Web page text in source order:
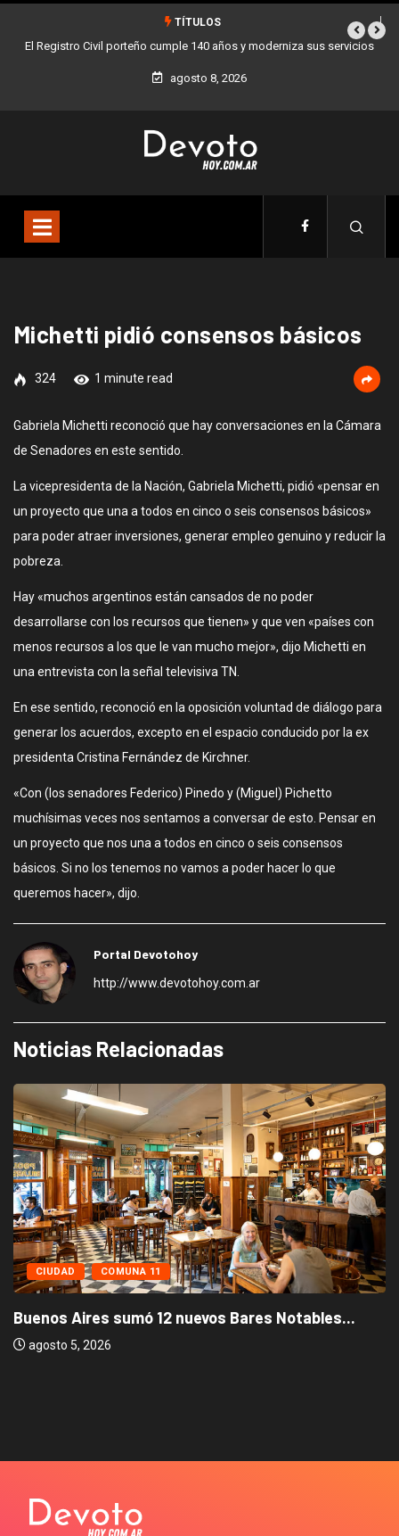
TÍTULOS
El Registro Civil porteño cumple 140 años y moderniza sus servicios
agosto 8, 2026
Michetti pidió consensos básicos
324 1 minute read
Gabriela Michetti reconoció que hay conversaciones en la Cámara
de Senadores en este sentido.
La vicepresidenta de la Nación, Gabriela Michetti, pidió «pensar en
un proyecto que una a todos en cinco o seis consensos básicos»
para poder atraer inversiones, generar empleo genuino y reducir la
pobreza.
Hay «muchos argentinos están cansados de no poder
desarrollarse con los recursos que tienen» y que ven «países con
menos recursos a los que le van mucho mejor», dijo Michetti en
una entrevista con la señal televisiva TN.
En ese sentido, reconoció en la oposición voluntad de diálogo para
generar los acuerdos, excepto en el espacio conducido por la ex
presidenta Cristina Fernández de Kirchner.
«Con (los senadores Federico) Pinedo y (Miguel) Pichetto
muchísimas veces nos sentamos a conversar de esto. Pensar en
un proyecto que nos una a todos en cinco o seis consensos
básicos. Si no los tenemos no vamos a poder hacer lo que
queremos hacer», dijo.
Portal Devotohoy
http://www.devotohoy.com.ar
Noticias Relacionadas
CIUDAD COMUNA 11
Buenos Aires sumó 12 nuevos Bares Notables...
agosto 5, 2026